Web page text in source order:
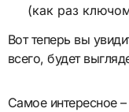
(как раз
Вот теперь вы
всего, будет
Самое интересное –